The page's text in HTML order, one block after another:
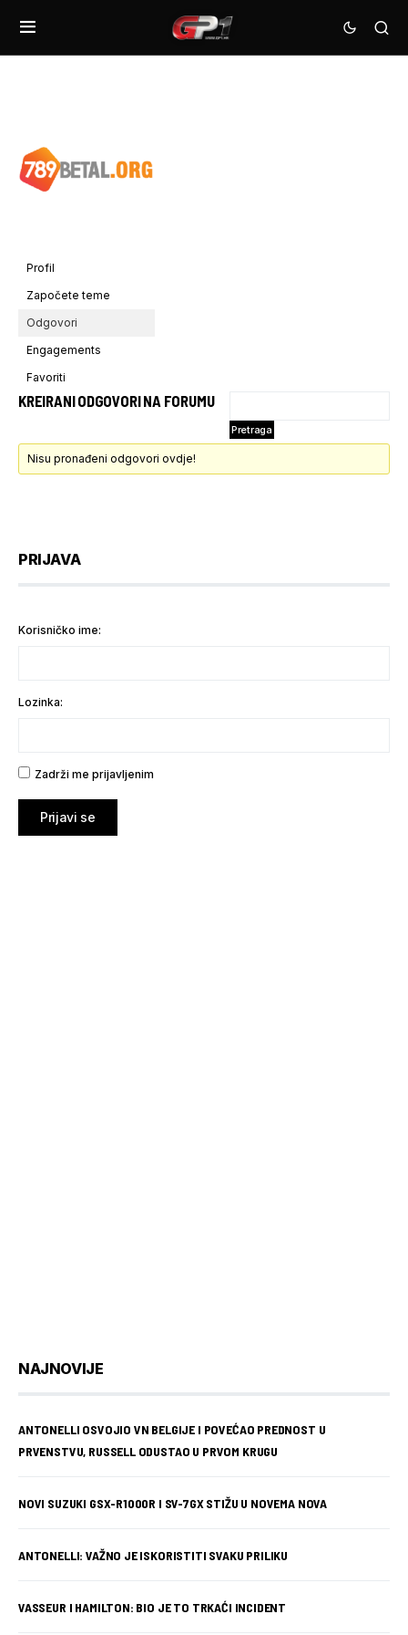
Profil
Započete teme
Odgovori
Engagements
Favoriti
KREIRANI ODGOVORI NA FORUMU
Nisu pronađeni odgovori ovdje!
PRIJAVA
Korisničko ime:
Lozinka:
Zadrži me prijavljenim
Prijavi se
NAJNOVIJE
ANTONELLI OSVOJIO VN BELGIJE I POVEĆAO PREDNOST U
PRVENSTVU, RUSSELL ODUSTAO U PRVOM KRUGU
NOVI SUZUKI GSX-R1000R I SV-7GX STIŽU U NOVEMA NOVA
ANTONELLI: VAŽNO JE ISKORISTITI SVAKU PRILIKU
VASSEUR I HAMILTON: BIO JE TO TRKAĆI INCIDENT